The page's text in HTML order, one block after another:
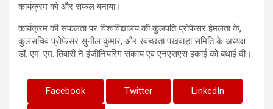
कार्यक्रम को और सफल बनाया।
कार्यक्रम की सफलता पर विश्वविद्यालय की कुलपति प्रोफेसर हेमलता के,
कुलसचिव प्रोफेसर सुनील कुमार, और स्वच्छता पखवाड़ा समिति के अध्यक्ष
डॉ. एम. एम. तिवारी ने इंजीनियरिंग संकाय एवं एनएसएस इकाई को बधाई दी।
Facebook Twitter LinkedIn